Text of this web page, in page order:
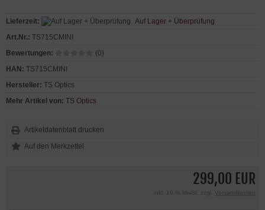
299,00 EUR
inkl. 19 % MwSt. zzgl. Versandkosten
Lieferzeit:
Auf Lager + Überprüfung
Art.Nr.: TS715CMINI
Bewertungen:
(0)
HAN: TS715CMINI
Hersteller: TS Optics
Mehr Artikel von: TS Optics
Artikeldatenblatt drucken